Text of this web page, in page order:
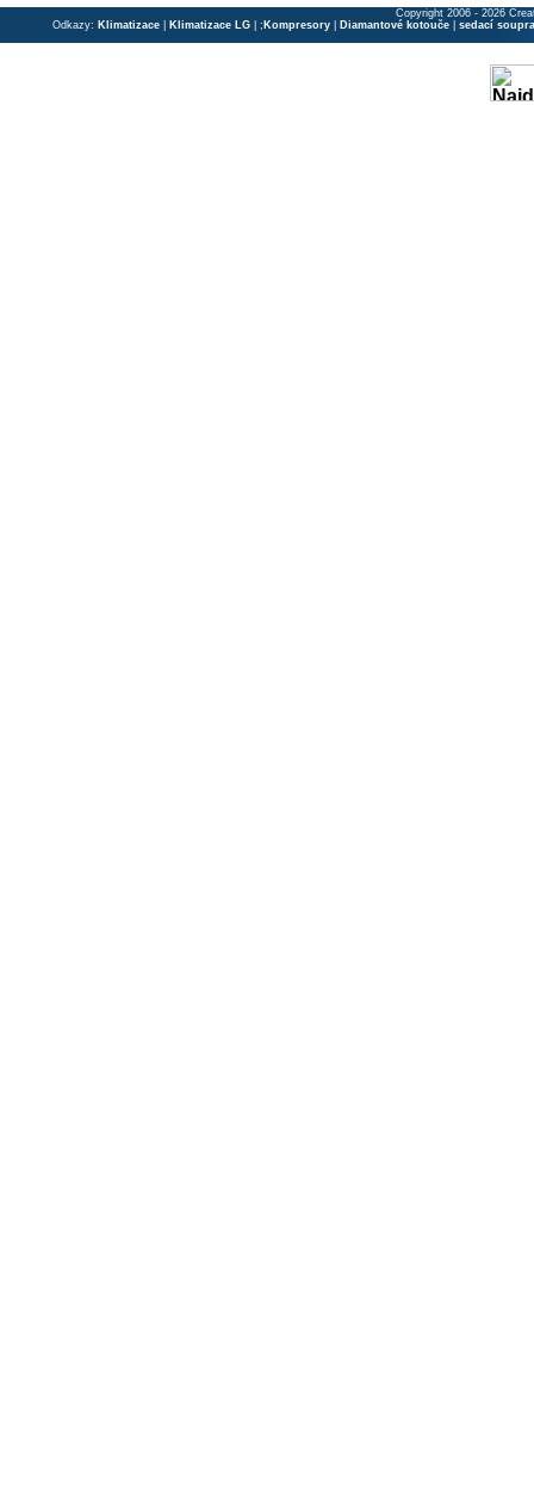
Copyright 2006 - 2026
Odkazy: Klimatizace Klimatizace LG | ; Kompresory Diamantové kotouče sedací